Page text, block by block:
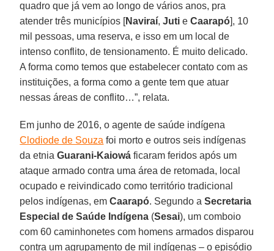
quadro que já vem ao longo de vários anos, pra
atender três municípios [Naviraí, Juti eCaarapó], 10
mil pessoas, uma reserva, e isso em um local de
intenso conflito, de tensionamento. É muito delicado.
A forma como temos que estabelecer contato com as
instituições, a forma como a gente tem que atuar
nessas áreas de conflito…”, relata.
Em junho de 2016, o agente de saúde indígena
Clodiode de Souza foi morto e outros seis indígenas
da etniaGuarani-Kaiowá ficaram feridos após um
ataque armado contra uma área de retomada, local
ocupado e reivindicado como território tradicional
pelos indígenas, emCaarapó. Segundo aSecretaria
Especial de Saúde Indígena (Sesai), um comboio
com 60 caminhonetes com homens armados disparou
contra um agrupamento de mil indígenas – o episódio